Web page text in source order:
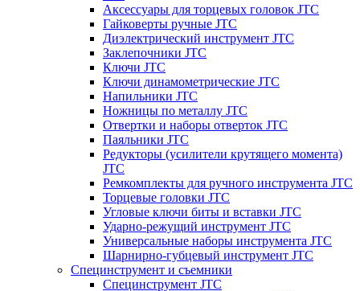
Аксессуары для торцевых головок JTC
Гайковерты ручные JTC
Диэлектрический инструмент JTC
Заклепочники JTC
Ключи JTC
Ключи динамометрические JTC
Напильники JTC
Ножницы по металлу JTC
Отвертки и наборы отверток JTC
Паяльники JTC
Редукторы (усилители крутящего момента)
JTC
Ремкомплекты для ручного инструмента JTC
Торцевые головки JTC
Угловые ключи биты и вставки JTC
Ударно-режущий инструмент JTC
Универсальные наборы инструмента JTC
Шарнирно-губцевый инструмент JTC
Специнструмент и съемники
Специнструмент JTC